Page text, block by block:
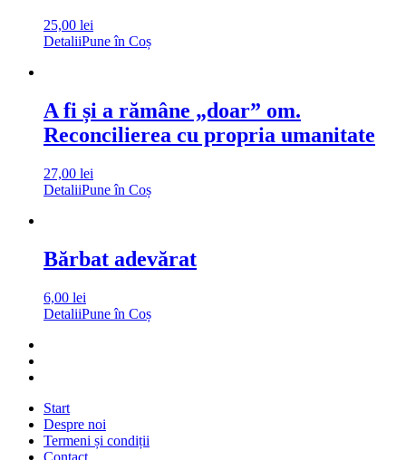
25,00 lei
DetaliiPune în Coș
A fi și a rămâne „doar” om.
Reconcilierea cu propria umanitate
27,00 lei
DetaliiPune în Coș
Bărbat adevărat
6,00 lei
DetaliiPune în Coș
Start
Despre noi
Termeni și condiții
Contact